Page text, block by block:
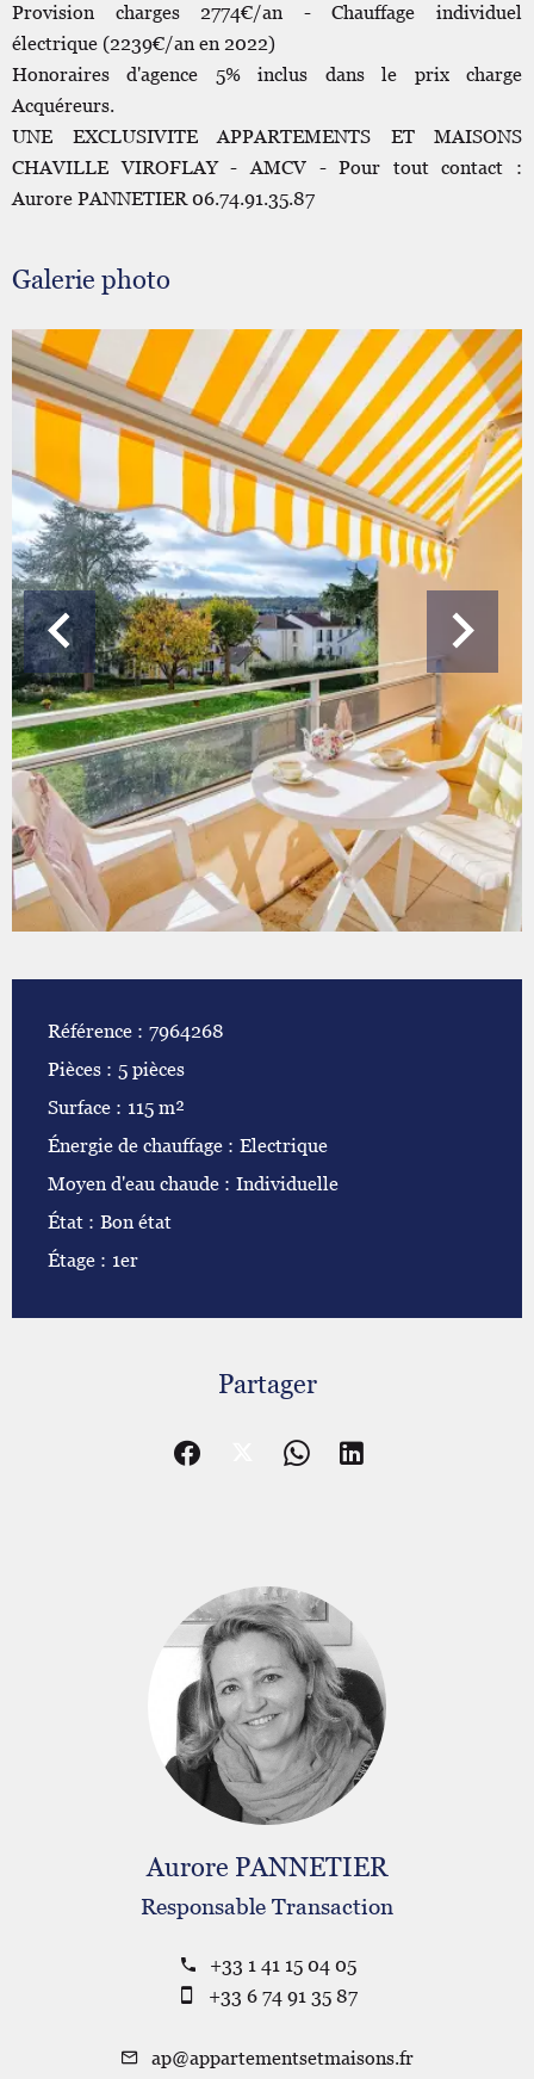
Provision charges 2774€/an - Chauffage individuel
électrique (2239€/an en 2022)
Honoraires d'agence 5% inclus dans le prix charge
Acquéreurs.
UNE EXCLUSIVITE APPARTEMENTS ET MAISONS
CHAVILLE VIROFLAY - AMCV - Pour tout contact :
Aurore PANNETIER 06.74.91.35.87
Galerie photo
Référence
7964268
Pièces
5 pièces
Surface
115 m²
Énergie de chauffage
Electrique
Moyen d'eau chaude
Individuelle
État
Bon état
Étage
1er
Partager
Aurore PANNETIER
Responsable Transaction
+33 1 41 15 04 05
+33 6 74 91 35 87
ap@appartementsetmaisons.fr